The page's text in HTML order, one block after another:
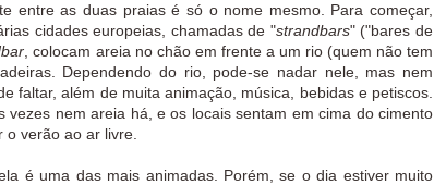
entre as duas praias é só o nome mesmo. Para começar,
cidades europeias, chamadas de "strandbars" ("bares de
, colocam areia no chão em frente a um rio (quem não tem
Dependendo do rio, pode-se nadar nele, mas nem
faltar, além de muita animação, música, bebidas e petiscos.
nem areia há, e os locais sentam em cima do cimento
o verão ao ar livre.
é uma das mais animadas. Porém, se o dia estiver muito